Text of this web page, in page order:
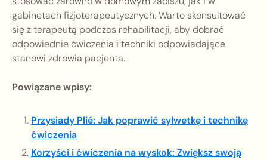
gabinetach fizjoterapeutycznych. Warto skonsultować
się z terapeutą podczas rehabilitacji, aby dobrać
odpowiednie ćwiczenia i techniki odpowiadające
stanowi zdrowia pacjenta.
Powiązane wpisy:
Przysiady Plié: Jak poprawić sylwetkę i technikę
ćwiczenia
Korzyści i ćwiczenia na wyskok: Zwiększ swoją